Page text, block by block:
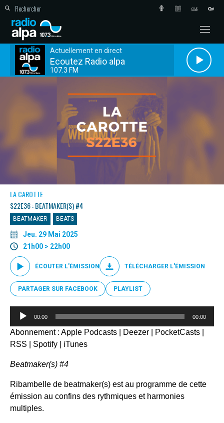
Actuellement en direct
Ecoutez Radio alpa
107.3 FM
LA CAROTTE
S22E36 : BEATMAKER(S) #4
BEATMAKER BEATS
Jeu. 29 Mai 2025
21h00 > 22h00
ÉCOUTER L'ÉMISSION TÉLÉCHARGER L'ÉMISSION
PARTAGER SUR FACEBOOK PLAYLIST
Lecteur
00:00 00:00
Abonnement : Apple Podcasts Deezer PocketCasts
RSS
Spotify iTunes
Beatmaker(s) #4
Ribambelle de beatmaker(s) est au programme de cette
émission au confins des rythmiques et harmonies
multiples.